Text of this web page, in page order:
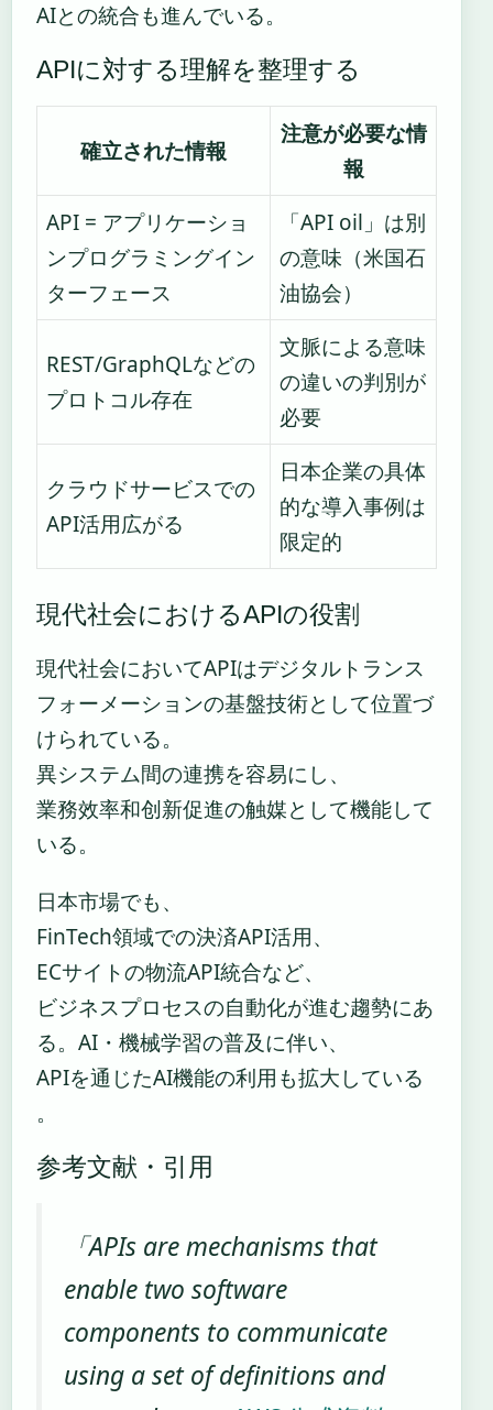
AIとの統合も進んでいる。
APIに対する理解を整理する
確立された情報
注意が必要な情
報
API = アプリケーショ
ンプログラミングイン
ターフェース
「API oil」は別
の意味（米国石
油協会）
REST/GraphQLなどの
プロトコル存在
文脈による意味
の違いの判別が
必要
クラウドサービスでの
API活用広がる
日本企業の具体
的な導入事例は
限定的
現代社会におけるAPIの役割
現代社会においてAPIはデジタルトランス
フォーメーションの基盤技術として位置づ
けられている。
異システム間の連携を容易にし、
業務效率和创新促進の触媒として機能して
いる。
日本市場でも、
FinTech領域での決済API活用、
ECサイトの物流API統合など、
ビジネスプロセスの自動化が進む趨勢にあ
る。AI・機械学習の普及に伴い、
APIを通じたAI機能の利用も拡大している
。
参考文献・引用
「APIs are mechanisms that
enable two software
components to communicate
using a set of definitions and